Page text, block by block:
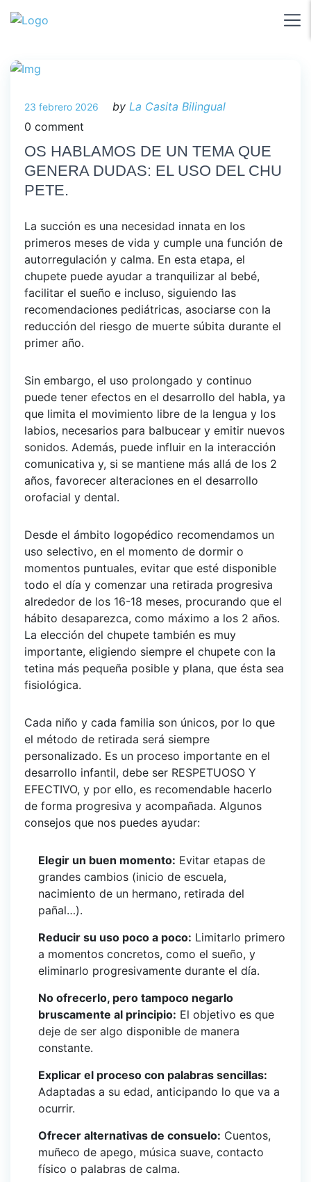
23 febrero 2026 by La Casita Bilingual
0 comment
OS HABLAMOS DE UN TEMA QUE
GENERA DUDAS: EL USO DEL CHU
PETE.
La succión es una necesidad innata en los
primeros meses de vida y cumple una función de
autorregulación y calma. En esta etapa, el
chupete puede ayudar a tranquilizar al bebé,
facilitar el sueño e incluso, siguiendo las
recomendaciones pediátricas, asociarse con la
reducción del riesgo de muerte súbita durante el
primer año.
Sin embargo, el uso prolongado y continuo
puede tener efectos en el desarrollo del habla, ya
que limita el movimiento libre de la lengua y los
labios, necesarios para balbucear y emitir nuevos
sonidos. Además, puede influir en la interacción
comunicativa y, si se mantiene más allá de los 2
años, favorecer alteraciones en el desarrollo
orofacial y dental.
Desde el ámbito logopédico recomendamos un
uso selectivo, en el momento de dormir o
momentos puntuales, evitar que esté disponible
todo el día y comenzar una retirada progresiva
alrededor de los 16-18 meses, procurando que el
hábito desaparezca, como máximo a los 2 años.
La elección del chupete también es muy
importante, eligiendo siempre el chupete con la
tetina más pequeña posible y plana, que ésta sea
fisiológica.
Cada niño y cada familia son únicos, por lo que
el método de retirada será siempre
personalizado. Es un proceso importante en el
desarrollo infantil, debe ser RESPETUOSO Y
EFECTIVO, y por ello, es recomendable hacerlo
de forma progresiva y acompañada. Algunos
consejos que nos puedes ayudar:
Elegir un buen momento: Evitar etapas de
grandes cambios (inicio de escuela,
nacimiento de un hermano, retirada del
pañal…).
Reducir su uso poco a poco: Limitarlo primero
a momentos concretos, como el sueño, y
eliminarlo progresivamente durante el día.
No ofrecerlo, pero tampoco negarlo
bruscamente al principio: El objetivo es que
deje de ser algo disponible de manera
constante.
Explicar el proceso con palabras sencillas:
Adaptadas a su edad, anticipando lo que va a
ocurrir.
Ofrecer alternativas de consuelo: Cuentos,
muñeco de apego, música suave, contacto
físico o palabras de calma.